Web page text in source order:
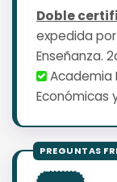
Doble
expedida
Enseñanza.
Academia
Económicas